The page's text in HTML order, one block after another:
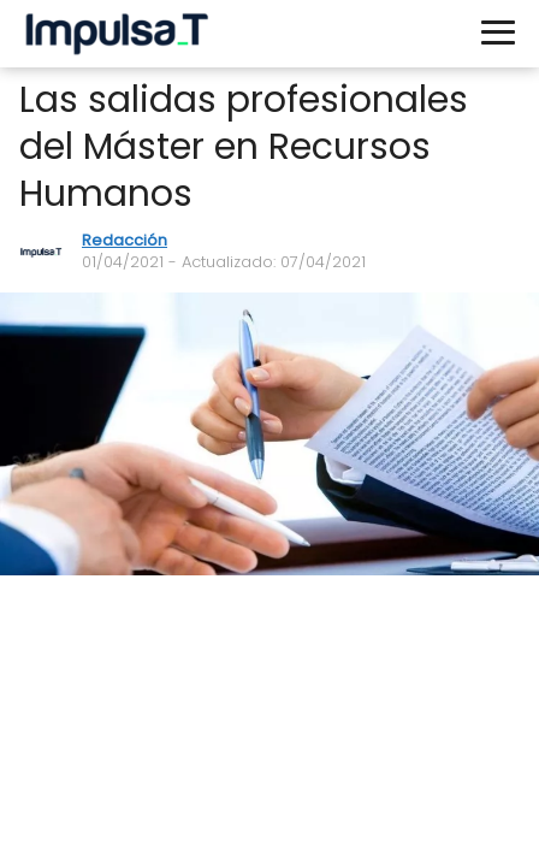
Las salidas profesionales
del Máster en Recursos
Humanos
Redacción
01/04/2021 - Actualizado: 07/04/2021